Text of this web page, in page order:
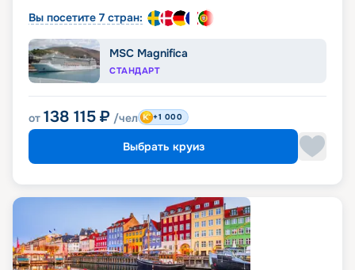
Вы посетите 7 стран:
MSC Magnifica
СТАНДАРТ
от 138 115 ₽ /чел +1 000
Выбрать круиз